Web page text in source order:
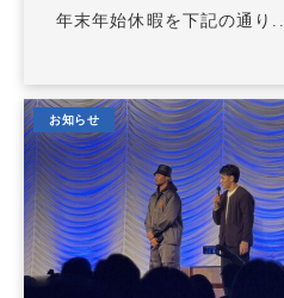
年末年始休暇を下記の通り...
お知らせ